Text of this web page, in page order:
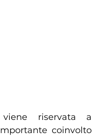
viene riservata a
coinvolto